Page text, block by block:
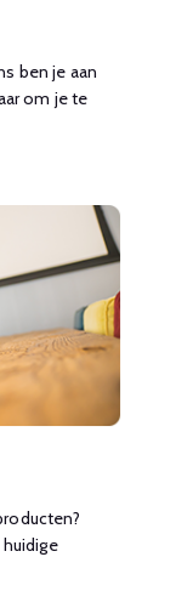
ben je aan
om je te